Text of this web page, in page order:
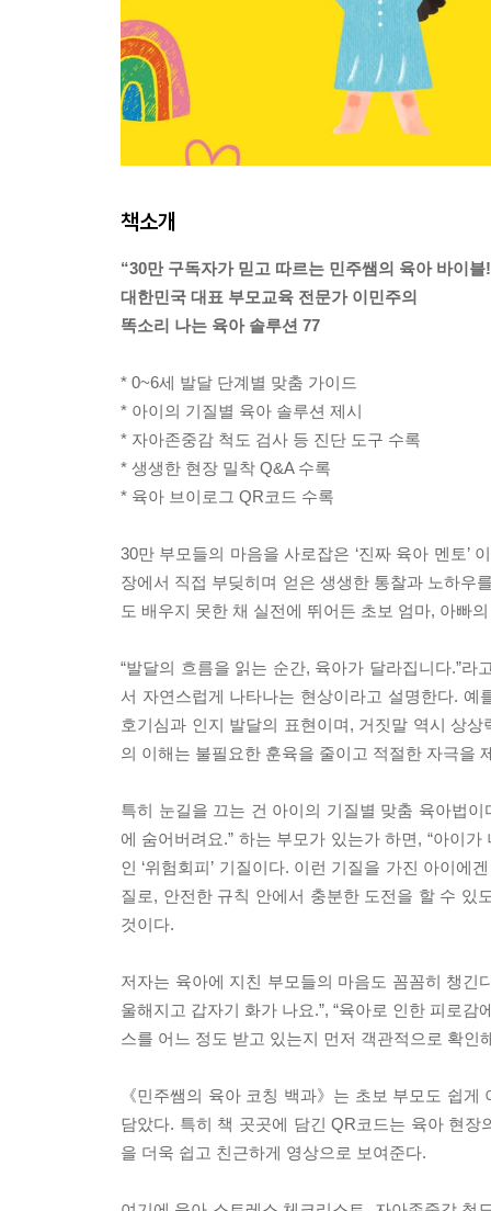
책소개
“30만 구독자가 믿고 따르는 민주쌤의 육아 바이블
대한민국 대표 부모교육 전문가 이민주의
똑소리 나는 육아 솔루션 77
* 0~6세 발달 단계별 맞춤 가이드
* 아이의 기질별 육아 솔루션 제시
* 자아존중감 척도 검사 등 진단 도구 수록
* 생생한 현장 밀착 Q&A 수록
* 육아 브이로그 QR코드 수록
30만 부모들의 마음을 사로잡은 ‘진짜 육아 멘토’
장에서 직접 부딪히며 얻은 생생한 통찰과 노하우
도 배우지 못한 채 실전에 뛰어든 초보 엄마, 아빠
“발달의 흐름을 읽는 순간, 육아가 달라집니다.”
서 자연스럽게 나타나는 현상이라고 설명한다. 예
호기심과 인지 발달의 표현이며, 거짓말 역시 상
의 이해는 불필요한 훈육을 줄이고 적절한 자극을
특히 눈길을 끄는 건 아이의 기질별 맞춤 육아법
에 숨어버려요.” 하는 부모가 있는가 하면, “아이
인 ‘위험회피’ 기질이다. 이런 기질을 가진 아이에
질로, 안전한 규칙 안에서 충분한 도전을 할 수 있
것이다.
저자는 육아에 지친 부모들의 마음도 꼼꼼히 챙긴
울해지고 갑자기 화가 나요.”, “육아로 인한 피로
스를 어느 정도 받고 있는지 먼저 객관적으로 확
《민주쌤의 육아 코칭 백과》는 초보 부모도 쉽
담았다. 특히 책 곳곳에 담긴 QR코드는 육아 현
을 더욱 쉽고 친근하게 영상으로 보여준다.